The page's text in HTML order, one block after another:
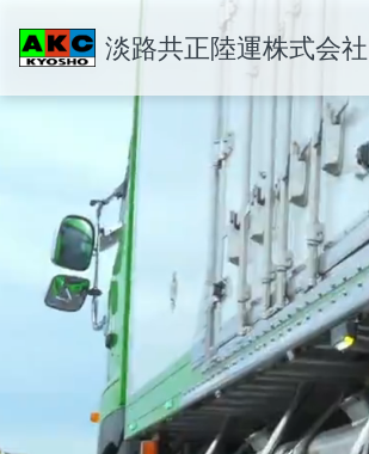
淡路共正陸運株式会社